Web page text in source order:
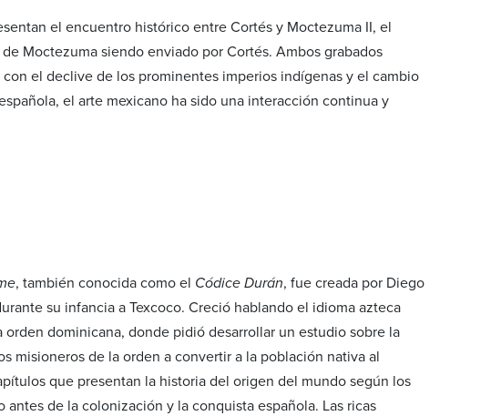
el encuentro histórico entre Cortés y Moctezuma II, el
Moctezuma siendo enviado por Cortés. Ambos grabados
el declive de los prominentes imperios indígenas y el cambio
el arte mexicano ha sido una interacción continua y
, también conocida como el Códice Durán, fue creada por Diego
su infancia a Texcoco. Creció hablando el idioma azteca
dominicana, donde pidió desarrollar un estudio sobre la
misioneros de la orden a convertir a la población nativa al
que presentan la historia del origen del mundo según los
de la colonización y la conquista española. Las ricas